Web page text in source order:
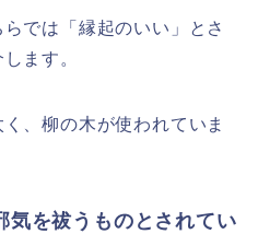
では「縁起のいい」とさ
ます。
、柳の木が使われていま
気を祓うものとされてい